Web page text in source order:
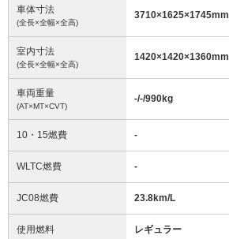
車体寸法
(全長×全幅×全高)
3710×1625×1745mm
室内寸法
(全長×全幅×全高)
1420×1420×1360mm
車両重量
(AT×MT×CVT)
-/-/990kg
10・15燃費 -
WLTC燃費 -
JC08燃費 23.8km/L
使用燃料 レギュラー